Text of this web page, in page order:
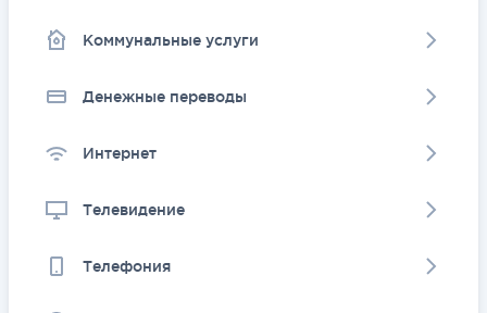
Коммунальные услуги
Денежные переводы
Интернет
Телевидение
Телефония